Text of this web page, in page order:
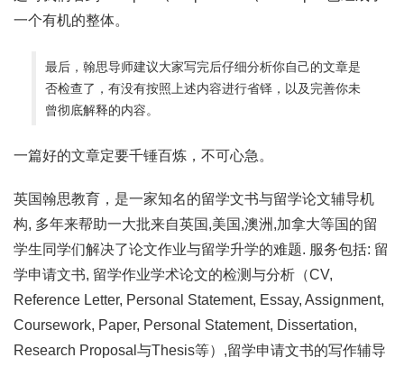
一个有机的整体。
最后，翰思导师建议大家写完后仔细分析你自己的文章是
否检查了，有没有按照上述内容进行省铎，以及完善你未
曾彻底解释的内容。
一篇好的文章定要千锤百炼，不可心急。
英国翰思教育，是一家知名的留学文书与留学论文辅导机
构, 多年来帮助一大批来自英国,美国,澳洲,加拿大等国的留
学生同学们解决了论文作业与留学升学的难题. 服务包括: 留
学申请文书, 留学作业学术论文的检测与分析（CV,
Reference Letter, Personal Statement, Essay, Assignment,
Coursework, Paper, Personal Statement, Dissertation,
Research Proposal与Thesis等）,留学申请文书的写作辅导